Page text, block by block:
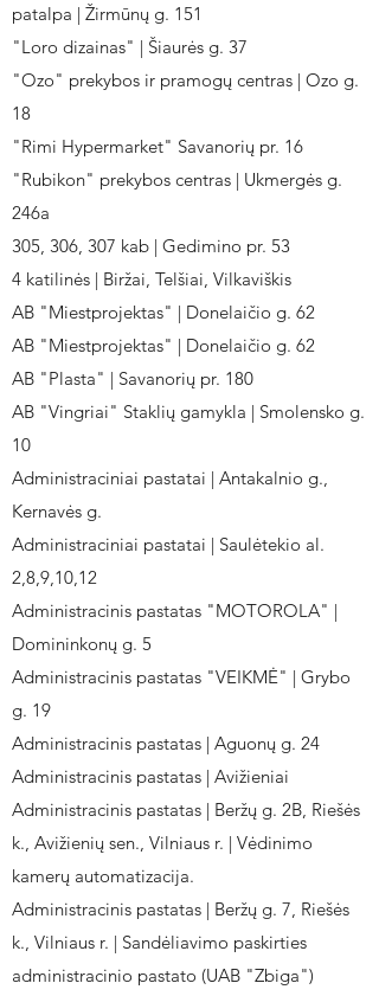
patalpa | Žirmūnų g. 151
"Loro dizainas" | Šiaurės g. 37
"Ozo" prekybos ir pramogų centras | Ozo g.
18
"Rimi Hypermarket" Savanorių pr. 16
"Rubikon" prekybos centras | Ukmergės g.
246a
305, 306, 307 kab | Gedimino pr. 53
4 katilinės | Biržai, Telšiai, Vilkaviškis
AB "Miestprojektas" | Donelaičio g. 62
AB "Miestprojektas" | Donelaičio g. 62
AB "Plasta" | Savanorių pr. 180
AB "Vingriai" Staklių gamykla | Smolensko g.
10
Administraciniai pastatai | Antakalnio g.,
Kernavės g.
Administraciniai pastatai | Saulėtekio al.
2,8,9,10,12
Administracinis pastatas "MOTOROLA" |
Domininkonų g. 5
Administracinis pastatas "VEIKMĖ" | Grybo
g. 19
Administracinis pastatas | Aguonų g. 24
Administracinis pastatas | Avižieniai
Administracinis pastatas | Beržų g. 2B, Riešės
k., Avižienių sen., Vilniaus r. | Vėdinimo
kamerų automatizacija.
Administracinis pastatas | Beržų g. 7, Riešės
k., Vilniaus r. | Sandėliavimo paskirties
administracinio pastato (UAB "Zbiga")